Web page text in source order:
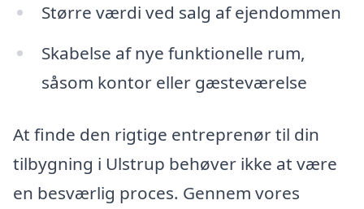
Større værdi ved salg af ejendommen
Skabelse af nye funktionelle rum,
såsom kontor eller gæsteværelse
At finde den rigtige entreprenør til din
tilbygning i Ulstrup behøver ikke at være
en besværlig proces. Gennem vores